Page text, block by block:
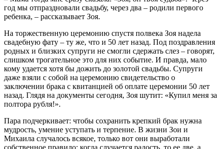
год мы отпраздновали свадьбу, через два – родили первого
ребенка, – рассказывает Зоя.
На торжественную церемонию спустя полвека Зоя надела
свадебную фату – ту же, что и 50 лет назад. Под поздравления
родных и близких супруги не смогли сдержать слез – говорят,
слишком трогательное это для них событие. И правда, мало
кому удается хотя бы дожить до золотой свадьбы. Супруги
даже взяли с собой на церемонию свидетельство о
заключении брака с квитанцией об оплате церемонии 50 лет
назад. Глядя на документы сегодня, Зоя шутит: «Купил меня за
полтора рубля!».
Пара подчеркивает: чтобы сохранить крепкий брак нужна
мудрость, умение уступать и терпение. В жизни Зои и
Михаила случалось всякое, только вот они выработали